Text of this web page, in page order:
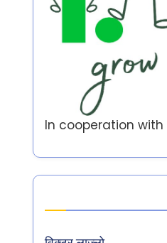
In cooperation with